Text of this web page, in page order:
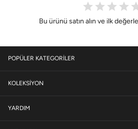
Bu ürünü satın alın ve ilk
POPÜLER KATEGORİLER
KOLEKSİYON
YARDIM